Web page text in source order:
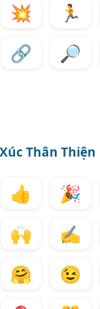
💥 🏃
🔗 🔎
Thân Thiện
👍 🎉
🙌 ✍️
🤗 😉